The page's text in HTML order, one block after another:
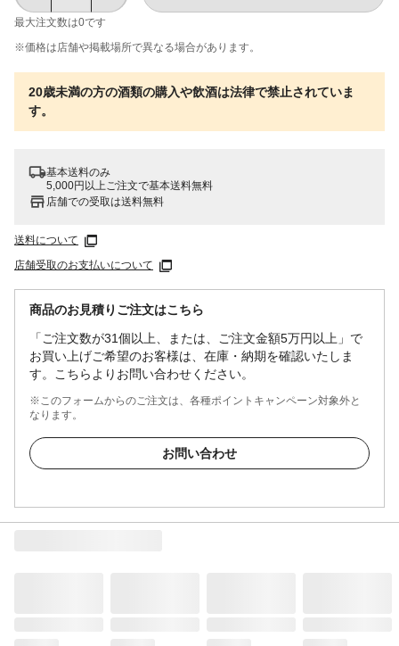
最大注文数は0です
※価格は​店舗や​掲載場所で​異なる​場合が​あります。
20歳未満の方の酒類の購入や飲酒は法律で禁止されていま
す。
基本送料のみ
5,000円以上ご注文で基本送料無料
店舗での受取は送料無料
送料について
店舗受取のお支払いについて
商品のお見積りご注文はこちら
「ご注文数が31個以上、または、ご注文金額5万円以上」で
お買い上げご希望のお客様は、在庫・納期を確認いたしま
す。こちらよりお問い合わせください。
※このフォームからのご注文は、各種ポイントキャンペーン対象外と
なります。
お問い合わせ